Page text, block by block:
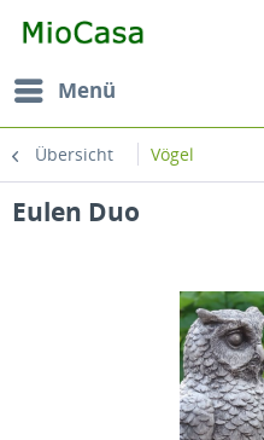
Menü
Übersicht Vögel
Eulen Duo